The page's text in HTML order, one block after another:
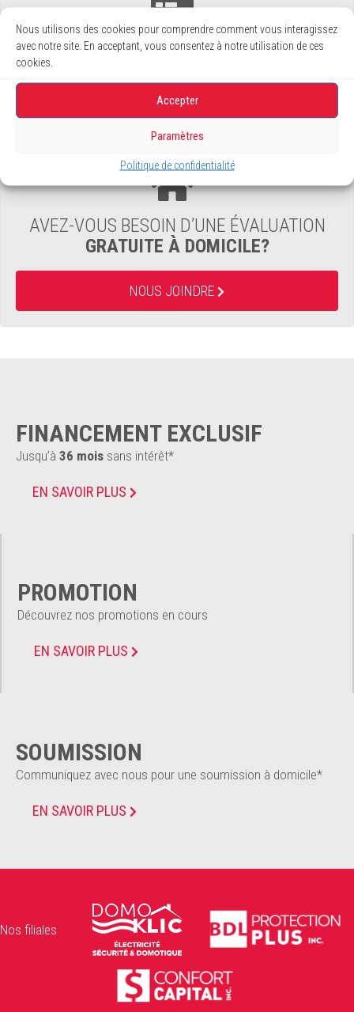
Nous utilisons des cookies pour comprendre comment vous interagissez
avec notre site. En acceptant, vous consentez à notre utilisation de ces
cookies.
Accepter
Paramètres
Politique de confidentialité
JUSQU’À36 MOISSANS INTÉRÊT*
EN SAVOIR PLUS
AVEZ-VOUS BESOIN D’UNE ÉVALUATION
GRATUITE À DOMICILE?
NOUS JOINDRE
FINANCEMENT EXCLUSIF
Jusqu’à 36 mois sans intérêt*
EN SAVOIR PLUS
PROMOTION
Découvrez nos promotions en cours
EN SAVOIR PLUS
SOUMISSION
Communiquez avec nous pour une soumission à domicile*
EN SAVOIR PLUS
Nos filiales